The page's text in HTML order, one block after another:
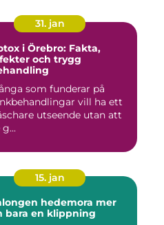
31. jan
i Örebro: Fakta,
och trygg
som funderar på
vill ha ett
utseende utan att
g...
15. jan
hedemora mer
bara en klippning